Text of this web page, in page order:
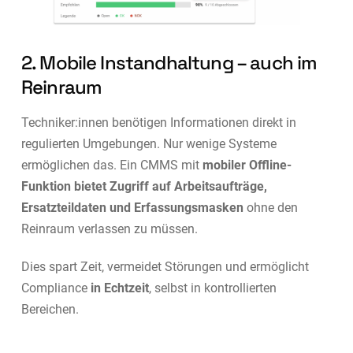
2. Mobile Instandhaltung – auch im
Reinraum
Techniker:innen benötigen Informationen direkt in
regulierten Umgebungen. Nur wenige Systeme
ermöglichen das. Ein CMMS mit mobiler Offline-
Funktion bietet Zugriff auf Arbeitsaufträge,
Ersatzteildaten und Erfassungsmasken ohne den
Reinraum verlassen zu müssen.
Dies spart Zeit, vermeidet Störungen und ermöglicht
Compliance in Echtzeit, selbst in kontrollierten
Bereichen.